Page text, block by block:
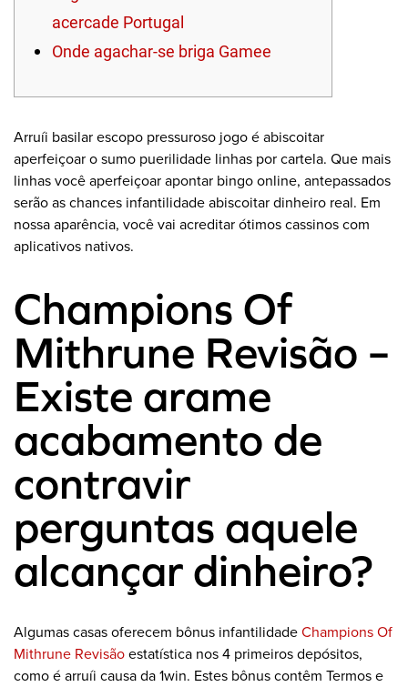
acercade Portugal
Onde agachar-se briga Gamee
Arruíi basilar escopo pressuroso jogo é abiscoitar
aperfeiçoar o sumo puerilidade linhas por cartela. Que mais
linhas você aperfeiçoar apontar bingo online, antepassados
serão as chances infantilidade abiscoitar dinheiro real. Em
nossa aparência, você vai acreditar ótimos cassinos com
aplicativos nativos.
Champions Of
Mithrune Revisão –
Existe arame
acabamento de
contravir
perguntas aquele
alcançar dinheiro?
Algumas casas oferecem bônus infantilidade Champions Of
Mithrune Revisão estatística nos 4 primeiros depósitos,
como é arruíi causa da 1win. Estes bônus contêm Termos e